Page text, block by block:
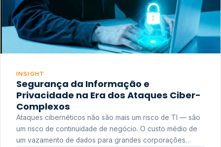
INSIGHT
Segurança da Informação e
Privacidade na Era dos Ataques Ciber-
Complexos
Ataques cibernéticos não são mais um risco de TI — são
um risco de continuidade de negócio. O custo médio de
um vazamento de dados para grandes corporações